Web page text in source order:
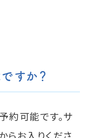
すか？
約可能です。サ
らお入りくださ